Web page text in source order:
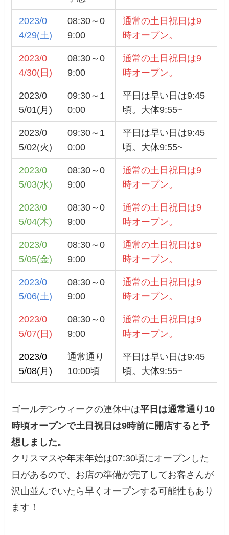
2023/0
4/29(土)
08:30～0
9:00
通常の土日祝日は9
時オープン。
2023/0
4/30(日)
08:30～0
9:00
通常の土日祝日は9
時オープン。
2023/0
5/01(月 )
09:30～1
0:00
平日は早い日は9:45
頃。大体9:55~
2023/0
5/02(火)
09:30～1
0:00
平日は早い日は9:45
頃。大体9:55~
2023/0
5/03(水)
08:30～0
9:00
通常の土日祝日は9
時オープン。
2023/0
5/04(木)
08:30～0
9:00
通常の土日祝日は9
時オープン。
2023/0
5/05(金)
08:30～0
9:00
通常の土日祝日は9
時オープン。
2023/0
5/06(土)
08:30～0
9:00
通常の土日祝日は9
時オープン。
2023/0
5/07(日)
08:30～0
9:00
通常の土日祝日は9
時オープン。
2023/0
5/08(月)
通常通り
10:00頃
平日は早い日は9:45
頃。大体9:55~
ゴールデンウィークの連休中は平日は通常通り10
時頃オープンで土日祝日は9時前に開店すると予
想しました。
クリスマスや年末年始は07:30頃にオープンした
日があるので、お店の準備が完了してお客さんが
沢山並んでいたら早くオープンする可能性もあり
ます！